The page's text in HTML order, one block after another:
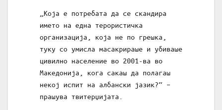
„Која е потребата да се скандира
името на една терористичка
организација, која не по грешка,
туку со умисла масакрираше и убиваше
цивилно население во 2001-ва во
Македонија, кога сакаш да полагаш
некој испит на албански јазик?“ –
прашува твитерџијата.